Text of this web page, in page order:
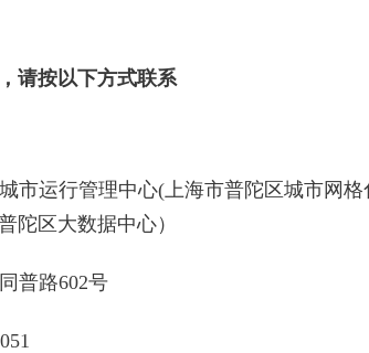
请按以下方式联系
市运行管理中心(上海市普陀区城市网
陀区大数据中心）
普路602号